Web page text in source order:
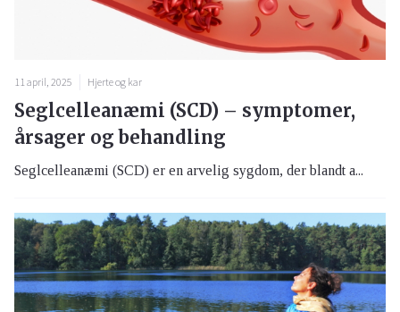
11 april, 2025 Hjerte og kar
Seglcelleanæmi (SCD) – symptomer,
årsager og behandling
Seglcelleanæmi (SCD) er en arvelig sygdom, der blandt a...